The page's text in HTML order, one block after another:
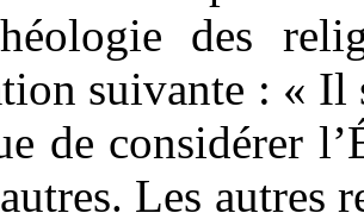
des
suivante : « Il
de considérer
Les autres